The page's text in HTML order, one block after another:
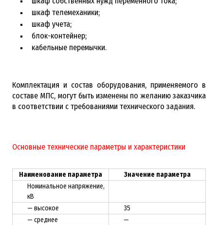
шкаф телемеханики;
шкаф учета;
блок-контейнер;
кабельные перемычки.
Комплектация и состав оборудования, применяемого в
составе МПС, могут быть изменены по желанию заказчика
в соответствии с требованиями технического задания.
Основные технические параметры и характеристики
Наименование параметра
Значение параметра
Номинальное напряжение,
кВ
— высокое
35
— среднее
—